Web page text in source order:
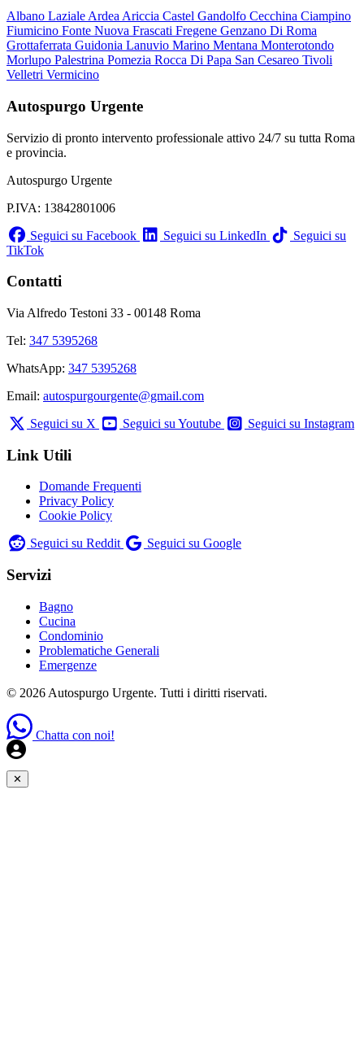
Albano Laziale Ardea Ariccia Castel Gandolfo Cecchina Ciampino
Fiumicino Fonte Nuova Frascati Fregene Genzano Di Roma
Grottaferrata Guidonia Lanuvio Marino Mentana Monterotondo
Morlupo Palestrina Pomezia Rocca Di Papa San Cesareo Tivoli
Velletri Vermicino
Autospurgo Urgente
Servizio di pronto intervento professionale attivo 24/7 su tutta Roma
e provincia.
Autospurgo Urgente
P.IVA: 13842801006
Seguici su Facebook
Seguici su LinkedIn
Seguici su
TikTok
Contatti
Via Alfredo Testoni 33 - 00148 Roma
Tel: 347 5395268
WhatsApp: 347 5395268
Email: autospurgourgente@gmail.com
Seguici su X
Seguici su Youtube Seguici su Instagram
Link Utili
Domande Frequenti
Privacy Policy
Cookie Policy
Seguici su Reddit
Seguici su Google
Servizi
Bagno
Cucina
Condominio
Problematiche Generali
Emergenze
© 2026 Autospurgo Urgente. Tutti i diritti riservati.
Chatta con noi!
✕